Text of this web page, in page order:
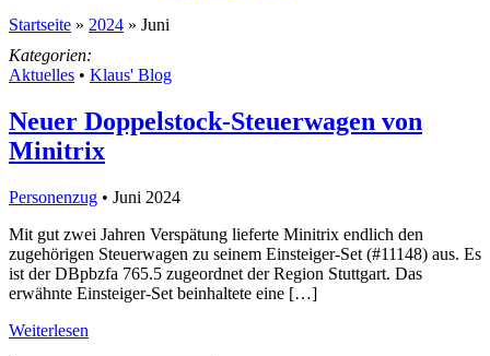
Startseite » 2024 » Juni
Kategorien:
Aktuelles • Klaus' Blog
Neuer Doppelstock-Steuerwagen von
Minitrix
Personenzug • Juni 2024
Mit gut zwei Jahren Verspätung lieferte Minitrix endlich den
zugehörigen Steuerwagen zu seinem Einsteiger-Set (#11148) aus. Es
ist der DBpbzfa 765.5 zugeordnet der Region Stuttgart. Das
erwähnte Einsteiger-Set beinhaltete eine […]
Weiterlesen